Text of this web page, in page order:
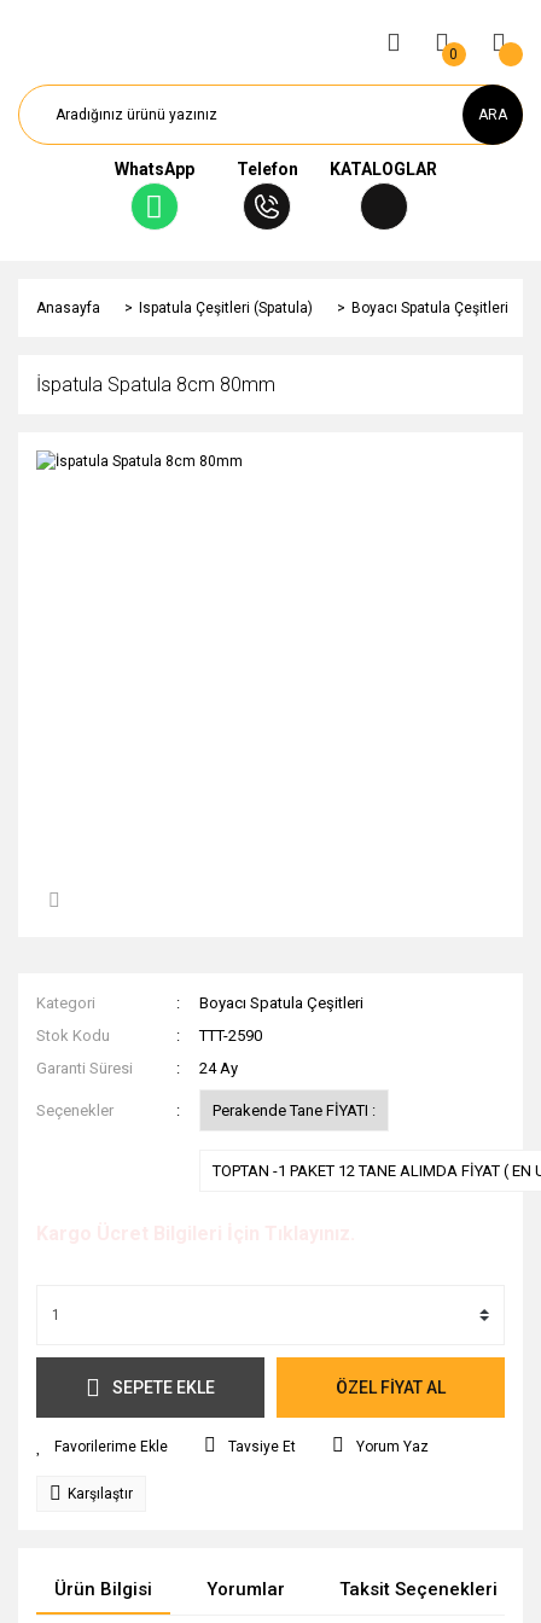
ARA
WhatsApp Telefon KATALOGLAR
0
Anasayfa Ispatula Çeşitleri (Spatula) Boyacı Spatula Çeşitleri
İspatula Spatula 8cm 80mm
Kategori
Boyacı Spatula Çeşitleri
Stok Kodu
TTT-2590
Garanti Süresi
24 Ay
Seçenekler Perakende Tane FİYATI :
TOPTAN -1 PAKET 12 TANE ALIMDA FİYAT ( EN
SEPETE EKLE ÖZEL FİYAT AL
Tavsiye Et Yorum Yaz
Karşılaştır
Ürün Bilgisi Yorumlar Taksit Seçenekleri